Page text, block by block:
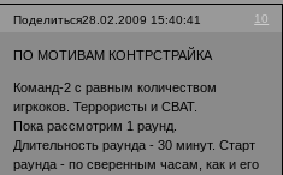
Поделиться 10
28.02.2009 15:40:41
ПО МОТИВАМ КОНТРСТРАЙКА
Команд-2 с равным количеством
игркоков. Террористы и СВАТ.
Пока рассмотрим 1 раунд.
Длительность раунда - 30 минут. Старт
раунда - по сверенным часам, как и его